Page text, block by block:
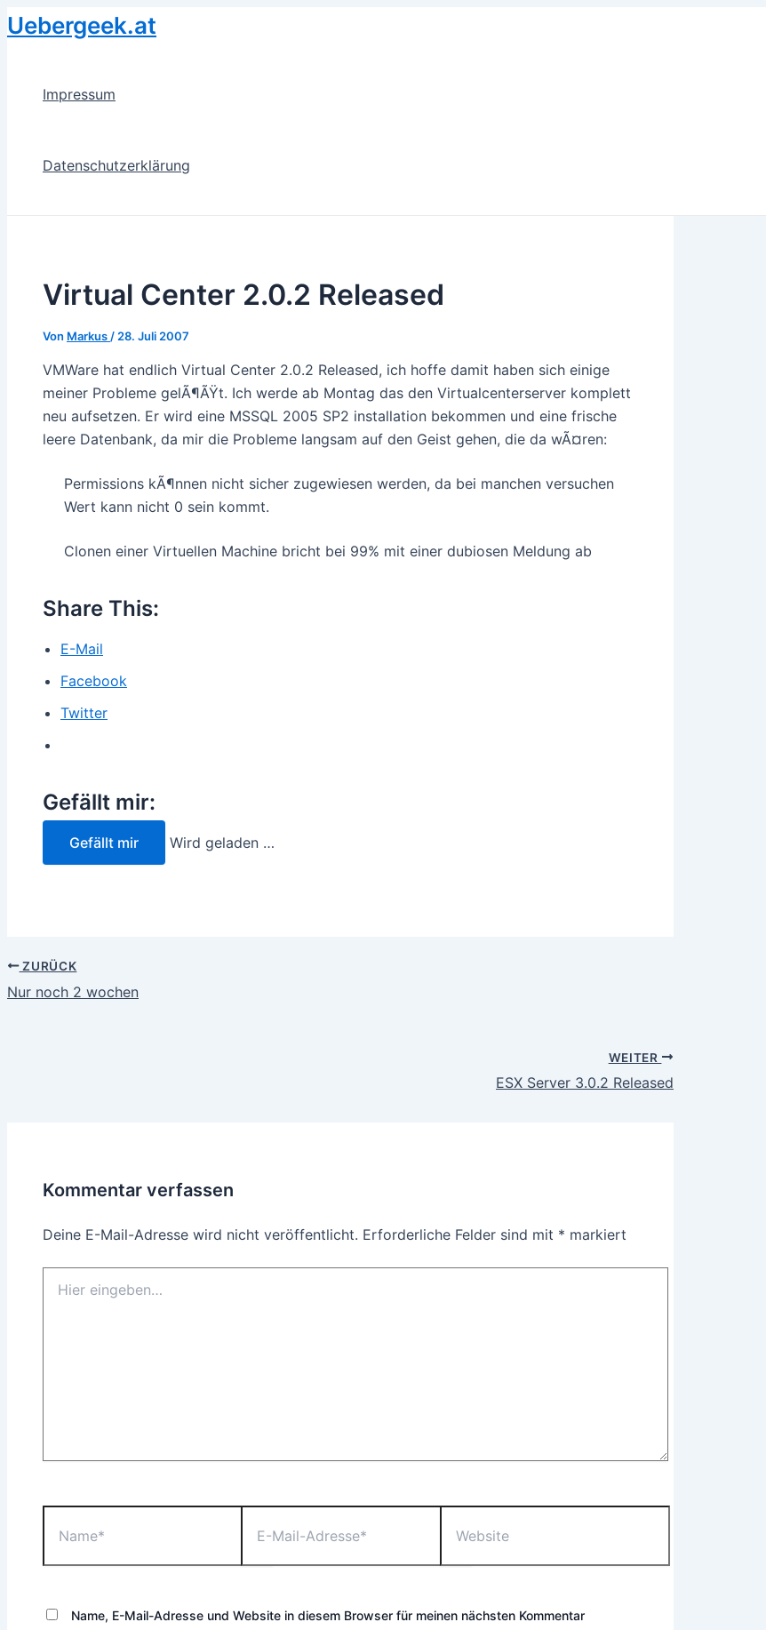
Zum
Inhalt
Uebergeek.at
Impressum
Datenschutzerklärung
Virtual Center 2.0.2 Released
Von Markus / 28. Juli 2007
VMWare hat endlich Virtual Center 2.0.2 Released, ich hoffe damit haben sich einige
meiner Probleme gelÃ¶ÃŸt. Ich werde ab Montag das den Virtualcenterserver komplett
neu aufsetzen. Er wird eine MSSQL 2005 SP2 installation bekommen und eine frische
leere Datenbank, da mir die Probleme langsam auf den Geist gehen, die da wÃ¤ren:
Permissions kÃ¶nnen nicht sicher zugewiesen werden, da bei manchen versuchen
Wert kann nicht 0 sein kommt.
Clonen einer Virtuellen Machine bricht bei 99% mit einer dubiosen Meldung ab
Share This:
E-Mail
Facebook
Twitter
Gefällt mir:
Gefällt mir Wird geladen …
Beitragsnavigation
ZURÜCK
Nur noch 2 wochen
WEITER
ESX Server 3.0.2 Released
Kommentar verfassen
Deine E-Mail-Adresse wird nicht veröffentlicht. Erforderliche Felder sind mit * markiert
eingeben…
Mail-
Name, E-Mail-Adresse und Website in diesem Browser für meinen nächsten Kommentar